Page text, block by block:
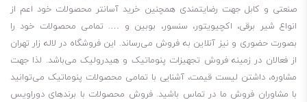
صنعتی و کابل جهت رضایتمندی همچنین خرید آسانتر محصولات خود اعم از
انواع شیر برقی، اکچیویتور، سنسور، بوبین و …. تمامی محصولات خود را
بصورت حضوری و نیز آنلاین به فروش می‌رساند. این فروشگاه در لاله زار تهران
از فعالان در زمینه فروش تجهیزات پنوماتیک و هیدرولیک می‌باشد. لذا جهت
مشاوره، داشتن لیست قیمت، آشنایی با تمامی محصولات پنوماتیک می‌توانید
با مشاوران فروش ما در تماس باشید. فروش محصولات با برندهای دوراویس